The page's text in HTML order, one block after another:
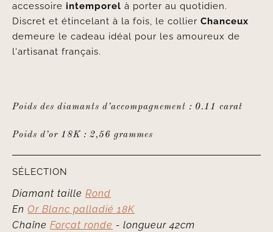
accessoire intemporel à porter au quotidien.
Discret et étincelant à la fois, le collier Chanceux
demeure le cadeau idéal pour les amoureux de
l'artisanat français.
Poids des diamants d’accompagnement : 0.11 carat
Poids d’or 18K : 2,56 grammes
SÉLECTION
Diamant taille Rond
En Or Blanc palladié 18K
Chaîne Forçat ronde - longueur 42cm